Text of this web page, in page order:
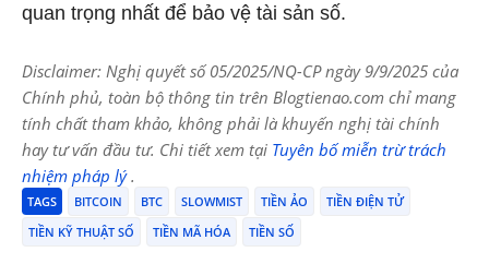
quan trọng nhất để bảo vệ tài sản số.
Disclaimer: Nghị quyết số 05/2025/NQ-CP ngày 9/9/2025 của
Chính phủ, toàn bộ thông tin trên Blogtienao.com chỉ mang
tính chất tham khảo, không phải là khuyến nghị tài chính
hay tư vấn đầu tư. Chi tiết xem tại Tuyên bố miễn trừ trách
nhiệm pháp lý.
TAGS BITCOIN BTC SLOWMIST TIỀN ẢO
TIỀN ĐIỆN TỬ
TIỀN KỸ THUẬT SỐ
TIỀN MÃ HÓA TIỀN SỐ